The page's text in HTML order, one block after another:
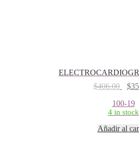
$406.00
was:
$
100-19
4 in stock
Añadir al